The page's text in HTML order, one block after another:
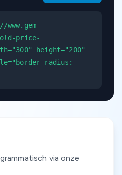
price-
height="200"
radius:
via onze